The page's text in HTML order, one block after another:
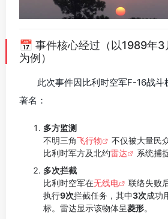
📅 事件核心经过（以1989年
为例）
此次事件因比利时空军F-16战斗
著名：
多方监测
不明三角飞行物
不仅被大量民
比利时军方及北约雷达
系统捕
多次拦截
比利时空军在无线电
联络失败
执行9次拦截任务，其中3次成功
标。雷达显示该物体呈菱形。